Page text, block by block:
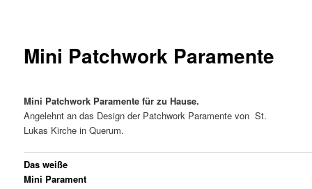
Mini Patchwork Paramente
Mini Patchwork Paramente für zu Hause.
Angelehnt an das Design der Patchwork Paramente von St.
Lukas Kirche in Querum.
Das weiße
Mini Parament